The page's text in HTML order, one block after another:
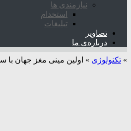
نیازمندی ها
استخدام
تبلیغات
تصاویر
درباره‌ی ما
» تکنولوژی » اولین مینی مغز جهان